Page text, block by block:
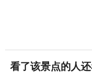
看了该景点的人